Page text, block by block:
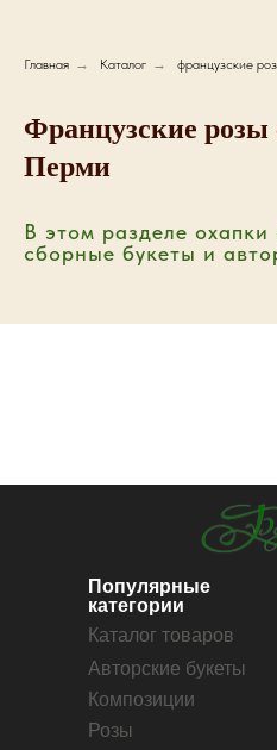
Главная → Каталог → французские
Французские розы
Перми
В этом разделе охапки
сборные букеты и
Авторские букеты
Композиции
Розы
Популярные
категории
Каталог товаров